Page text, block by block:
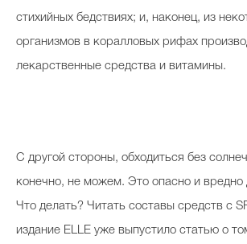
стихийных бедствиях; и, наконец, из
организмов в коралловых рифах
лекарственные средства и витамины.
С другой стороны, обходиться без
конечно, не можем. Это опасно и вредно
Что делать? Читать составы средств с
издание ELLE уже выпустило статью о